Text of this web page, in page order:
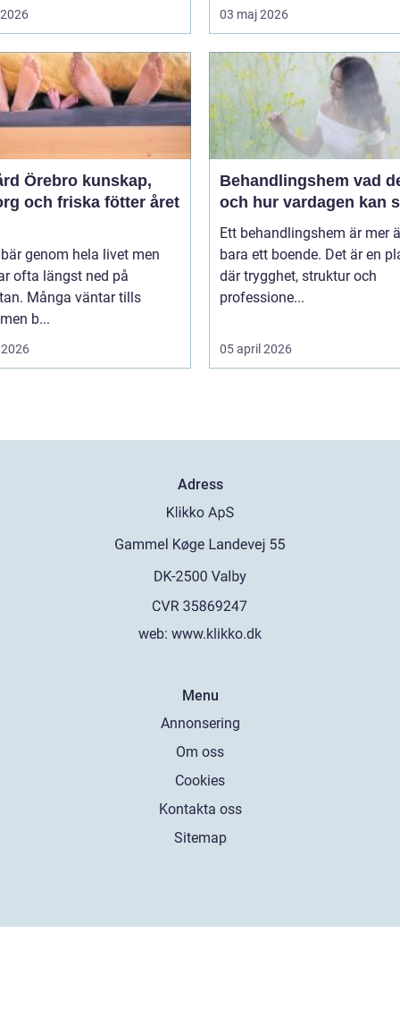
03 maj 2026
kunskap,
och friska fötter året
genom hela livet men
ofta längst ned på
Många väntar tills
b...
Behandlingshem vad det är
och hur vardagen kan
Ett behandlingshem är mer
bara ett boende. Det är en
där trygghet, struktur och
professione...
05 april 2026
Adress
web: www.klikko.dk
Menu
Annonsering
Om oss
Cookies
Kontakta oss
Sitemap